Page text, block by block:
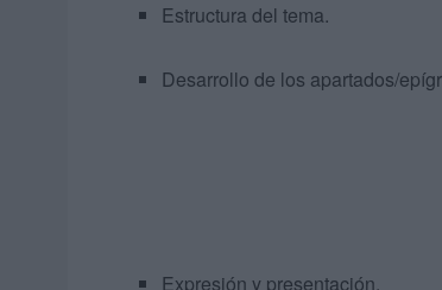
Estructura del tema.
Desarrollo de los apartados/
Expresión y presentación.